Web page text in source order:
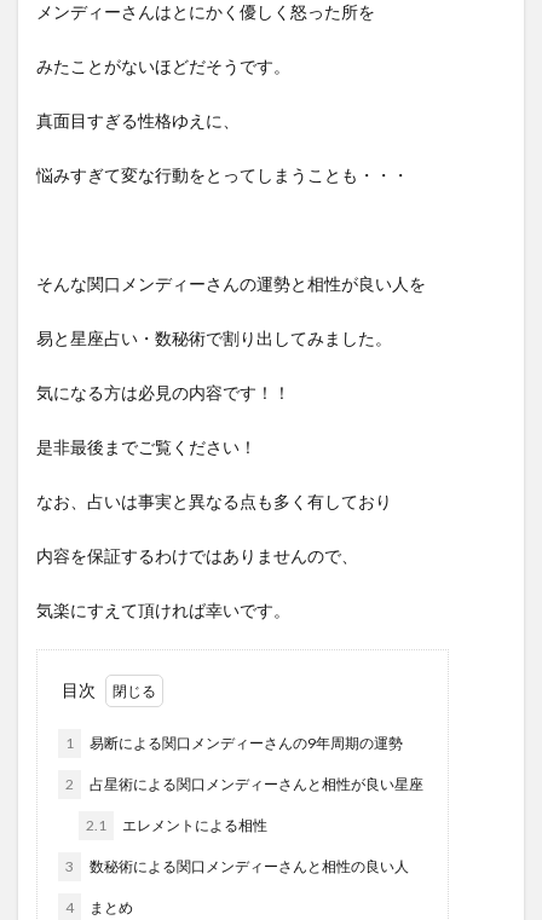
メンディーさんはとにかく優しく怒った所を
みたことがないほどだそうです。
真面目すぎる性格ゆえに、
悩みすぎて変な行動をとってしまうことも・・・
そんな関口メンディーさんの運勢と相性が良い人を
易と星座占い・数秘術で割り出してみました。
気になる方は必見の内容です！！
是非最後までご覧ください！
なお、占いは事実と異なる点も多く有しており
内容を保証するわけではありませんので、
気楽にすえて頂ければ幸いです。
目次
1 易断による関口メンディーさんの9年周期の運勢
2 占星術による関口メンディーさんと相性が良い星座
2.1 エレメントによる相性
3 数秘術による関口メンディーさんと相性の良い人
4 まとめ